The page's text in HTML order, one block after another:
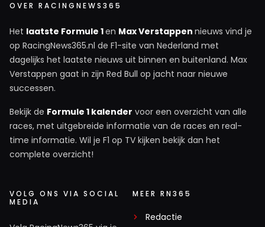
OVER RACINGNEWS365
Het laatste Formule 1en Max Verstappen nieuws vind je
op RacingNews365.nl de F1-site van Nederland met
dagelijks het laatste nieuws uit binnen en buitenland. Max
Verstappen gaat in zijn Red Bull op jacht naar nieuwe
successen.
Bekijk de Formule 1 kalender voor een overzicht van alle
races, met uitgebreide informatie van de races en real-
time informatie. Wil je F1 op TV kijken bekijk dan het
complete overzicht!
VOLG ONS VIA SOCIAL
MEDIA
MEER RN365
Redactie